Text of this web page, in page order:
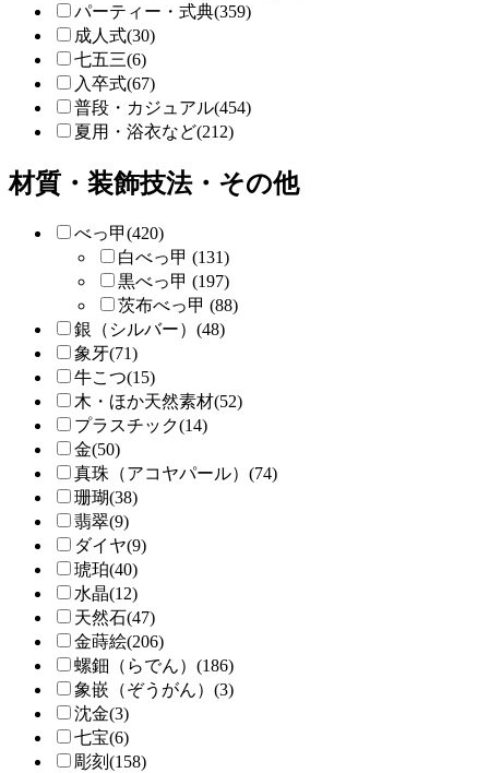
パーティー・式典(359)
成人式(30)
七五三(6)
入卒式(67)
普段・カジュアル(454)
夏用・浴衣など(212)
材質・装飾技法・その他
べっ甲(420)
白べっ甲 (131)
黒べっ甲 (197)
茨布べっ甲 (88)
銀（シルバー）(48)
象牙(71)
牛こつ(15)
木・ほか天然素材(52)
プラスチック(14)
金(50)
真珠（アコヤパール）(74)
珊瑚(38)
翡翠(9)
ダイヤ(9)
琥珀(40)
水晶(12)
天然石(47)
金蒔絵(206)
螺鈿（らでん）(186)
象嵌（ぞうがん）(3)
沈金(3)
七宝(6)
彫刻(158)